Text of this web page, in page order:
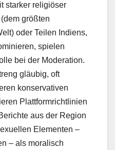
starker religiöser
größten
oder Teilen Indiens,
spielen
bei der Moderation.
gläubig, oft
konservativen
Plattformrichtlinien
aus der Region
Elementen –
– als moralisch